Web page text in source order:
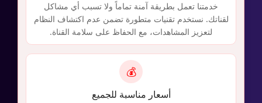
خدمتنا تعمل بطريقة آمنة تماماً ولا تسبب أي مشاكل
لقناتك. نستخدم تقنيات متطورة تضمن عدم اكتشاف النظام
لتعزيز المشاهدات، مع الحفاظ على سلامة القناة.
💰
أسعار مناسبة للجميع